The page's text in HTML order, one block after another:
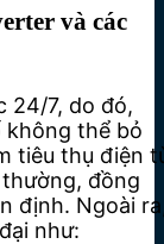
và các
24/7, do đó,
không thể bỏ
tiêu thụ điện
đồng
định. Ngoài
như: